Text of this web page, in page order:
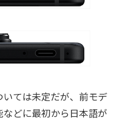
ては未定だが、前モデ
どに最初から日本語が